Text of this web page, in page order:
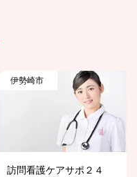
伊勢崎市
訪問看護ケアサポ２４